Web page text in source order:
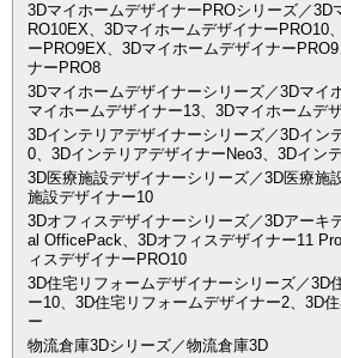
3DマイホームデザイナーPROシリーズ／3D
RO10EX、3DマイホームデザイナーPRO10
ーPRO9EX、3Dマイホームデザイナー
ナーPRO8
3Dマイホームデザイナーシリーズ／3Dマイ
マイホームデザイナー13、3Dマイホームデ
3Dインテリアデザイナーシリーズ／3Dイン
0、3DインテリアデザイナーNeo3、3Dイン
3D医療施設デザイナーシリーズ／3D医療施
施設デザイナー10
3Dオフィスデザイナーシリーズ／3Dアーキ
al OfficePack、3Dオフィスデザイナー11
ィスデザイナーPRO10
3D住宅リフォームデザイナーシリーズ／3D
ー10、3D住宅リフォームデザイナー2、3D
ー
物流倉庫3Dシリーズ／物流倉庫3D